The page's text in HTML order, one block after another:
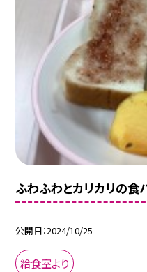
ふわふわとカリカリの食
公開日 2024/10/25
給食室より